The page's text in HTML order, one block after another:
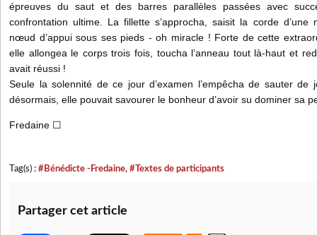
épreuves du saut et des barres parallèles passées avec
confrontation ultime. La fillette s’approcha, saisit la corde
nœud d’appui sous ses pieds - oh miracle ! Forte de cette
elle allongea le corps trois fois, toucha l’anneau tout là-haut et
avait réussi !
Seule la solennité de ce jour d’examen l’empêcha de sauter
désormais, elle pouvait savourer le bonheur d’avoir su dominer sa
Fredaine ☐
Tag(s) : #Bénédicte -Fredaine, #Textes de participants
Partager cet article